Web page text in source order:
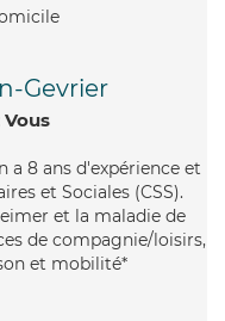
Gevrier
a 8 ans d'expérience et
et Sociales (CSS).
et la maladie de
de compagnie/loisirs,
et mobilité*